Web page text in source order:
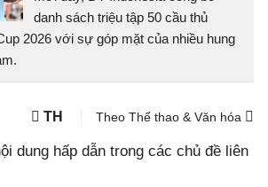
danh sách triệu tập 50 cầu thủ
2026 với sự góp mặt của nhiều hung
TH Theo Thể thao & Văn hóa
dung hấp dẫn trong các chủ đề liên